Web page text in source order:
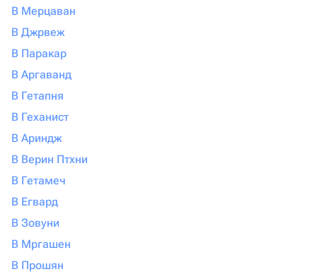
В Мерцаван
В Джрвеж
В Паракар
В Аргаванд
В Гетапня
В Геханист
В Ариндж
В Верин Птхни
В Гетамеч
В Егвард
В Зовуни
В Мргашен
В Прошян